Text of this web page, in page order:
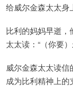
给威尔金森太太身
比利的妈妈早逝
太太读：“（你要
威尔金森太太读信
成为比利精神上的